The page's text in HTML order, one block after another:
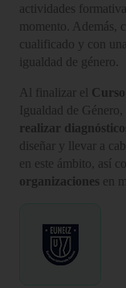
actividades
momento. Además,
cualificado y con
igualdad de género.
Al finalizar el
Igualdad de Género,
realizar
diseñar y llevar a
en este ámbito, así
organizaciones en